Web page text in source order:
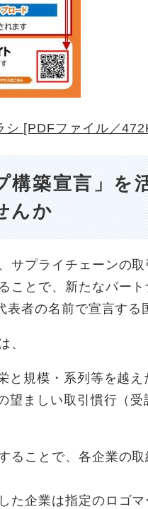
シ [PDFファイル／
構築宣言」を
んか
サプライチェーンの
ことで、新たなパー
表者の名前で宣言する
、
と規模・系列等を越え
望ましい取引慣行（受
ることで、各企業の
た企業は指定のロゴ